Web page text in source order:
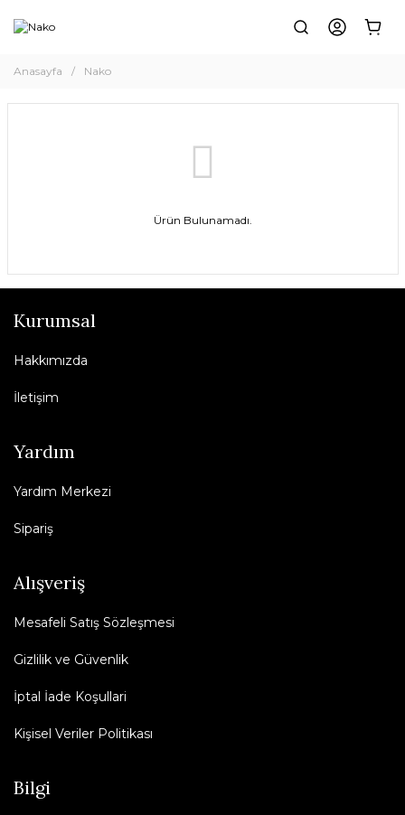
Anasayfa Nako
Ürün Bulunamadı.
Kurumsal
Hakkımızda
İletişim
Yardım
Yardım Merkezi
Sipariş
Alışveriş
Mesafeli Satış Sözleşmesi
Gizlilik ve Güvenlik
İptal İade Koşullari
Kişisel Veriler Politikası
Bilgi